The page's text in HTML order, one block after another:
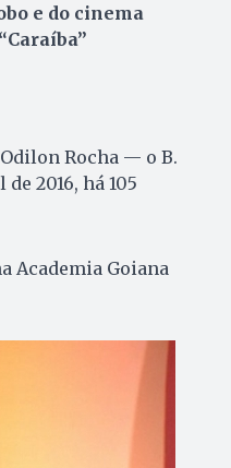
e do cinema
Rocha — o B.
2016, há 105
Academia Goiana